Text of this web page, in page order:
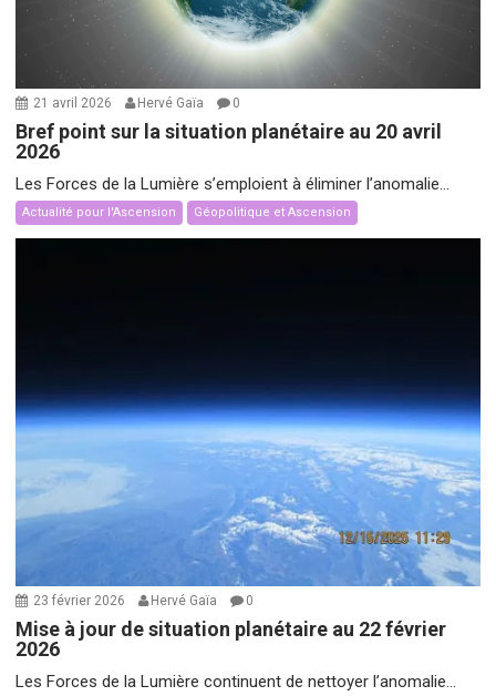
21 avril 2026 Hervé Gaïa 0
Bref point sur la situation planétaire au 20 avril
2026
Les Forces de la Lumière s’emploient à éliminer l’anomalie...
Actualité pour l'Ascension Géopolitique et Ascension
23 février 2026 Hervé Gaïa 0
Mise à jour de situation planétaire au 22 février
2026
Les Forces de la Lumière continuent de nettoyer l’anomalie...